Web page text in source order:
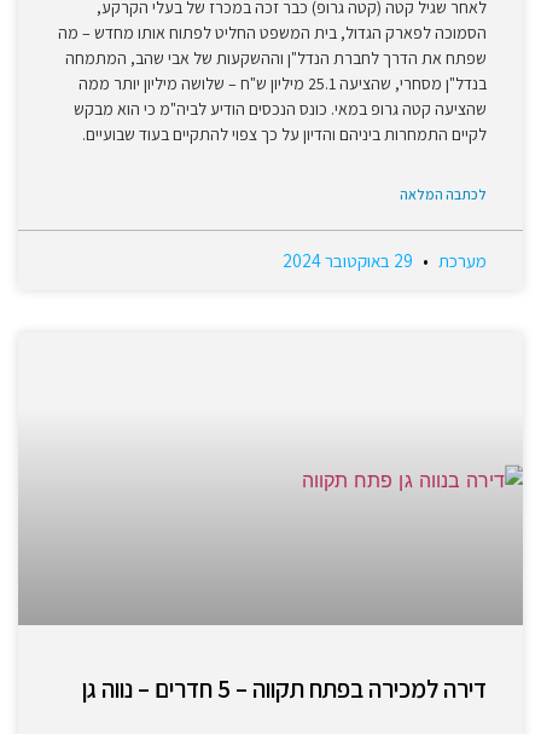
לאחר שגיל קטה (קטה גרופ) כבר זכה במכרז של בעלי הקרקע,
הסמוכה לפארק הגדול, בית המשפט החליט לפתוח אותו מחדש – מה
שפתח את הדרך לחברת הנדל"ן וההשקעות של אבי שהב, המתמחה
בנדל"ן מסחרי, שהציעה 25.1 מיליון ש"ח – שלושה מיליון יותר ממה
שהציעה קטה גרופ במאי. כונס הנכסים הודיע לביה"מ כי הוא מבקש
לקיים התמחרות ביניהם והדיון על כך צפוי להתקיים בעוד שבועיים.
לכתבה המלאה
מערכת
דירה למכירה בפתח תקווה – 5 חדרים – נווה גן